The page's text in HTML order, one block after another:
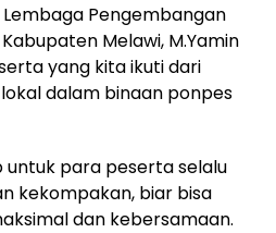
Pengembangan
Melawi, M.Yamin
yang kita ikuti dari
dalam binaan ponpes
untuk para peserta selalu
kekompakan, biar bisa
dan kebersamaan.